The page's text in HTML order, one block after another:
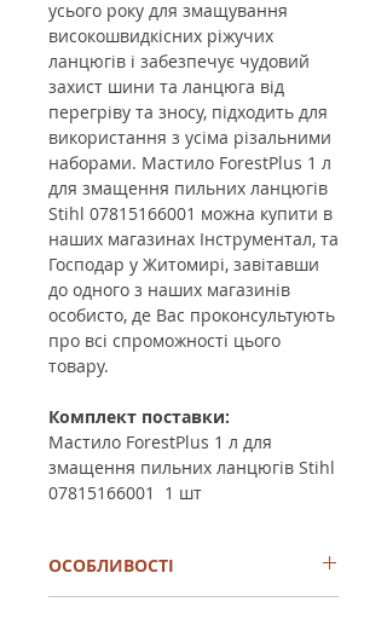
усього року для змащування
високошвидкісних ріжучих
ланцюгів і забезпечує чудовий
захист шини та ланцюга від
перегріву та зносу, підходить для
використання з усіма різальними
наборами. Мастило ForestPlus 1 л
для змащення пильних ланцюгів
Stihl 07815166001 можна купити в
наших магазинах Інструментал, та
Господар у Житомирі, завітавши
до одного з наших магазинів
особисто, де Вас проконсультують
про всі спроможності цього
товару.
Комплект поставки:
Мастило ForestPlus 1 л для
змащення пильних ланцюгів Stihl
07815166001
1 шт
ОСОБЛИВОСТІ